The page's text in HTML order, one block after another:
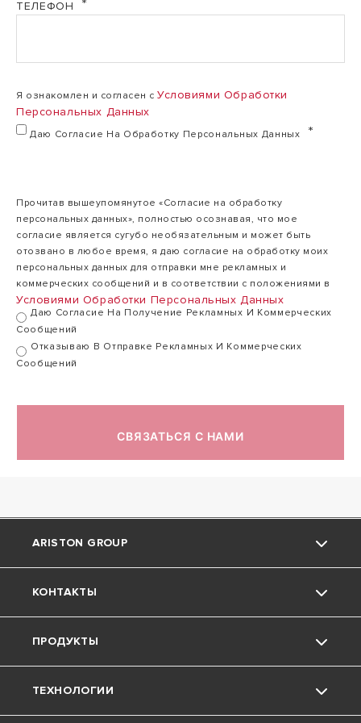
ТЕЛЕФОН
Я ознакомлен и согласен с Условиями Обработки
Персональных Данных
Даю Согласие На Обработку Персональных Данных
Прочитав вышеупомянутое «Согласие на обработку
персональных данных», полностью осознавая, что мое
согласие является сугубо необязательным и может быть
отозвано в любое время, я даю согласие на обработку моих
персональных данных для отправки мне рекламных и
коммерческих сообщений и в соответствии с положениями в
Условиями Обработки Персональных Данных
Даю Согласие На Получение Рекламных И Коммерческих
Сообщений
Отказываю В Отправке Рекламных И Коммерческих
Сообщений
СВЯЗАТЬСЯ С НАМИ
ARISTON GROUP
О компании Ariston
Группа
Карьера
КОНТАКТЫ
Поддержка
Скачать Документы
ПРОДУКТЫ
Котлы
ТЕХНОЛОГИИ